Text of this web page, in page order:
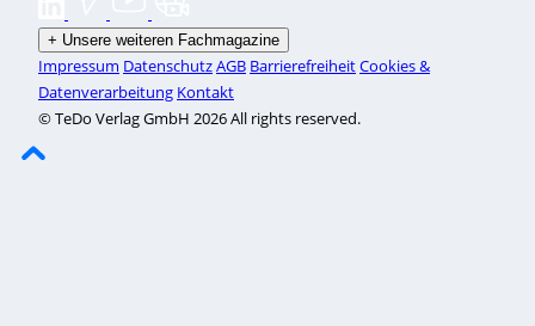
+ Unsere weiteren Fachmagazine
Impressum DatenschutzAGB BarrierefreiheitCookies &
Datenverarbeitung Kontakt
© TeDo Verlag GmbH 2026 All rights reserved.